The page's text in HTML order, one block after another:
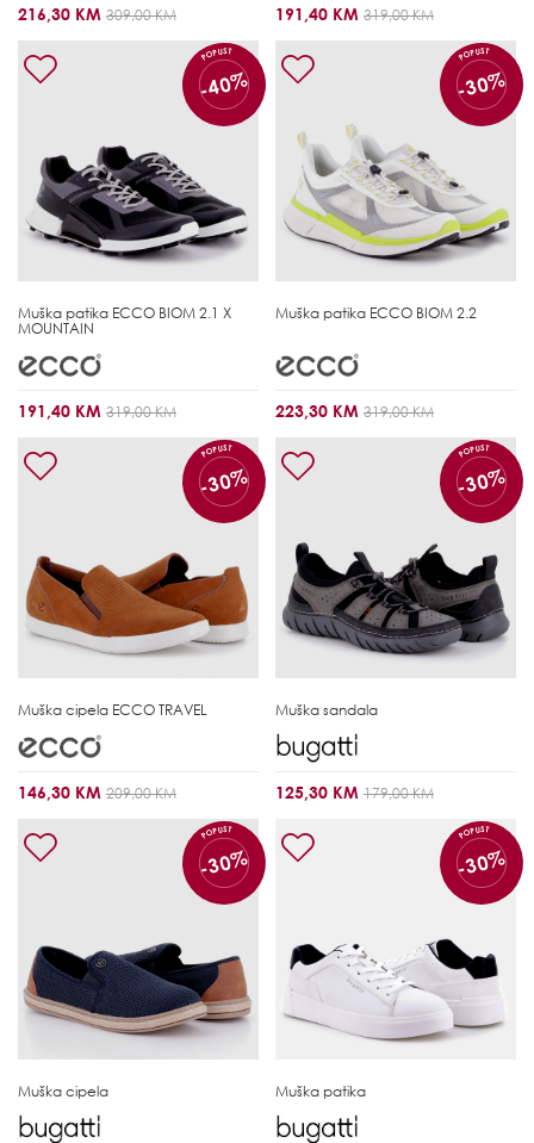
216,30 KM 309,00 KM 191,40 KM 319,00 KM
POPUST
-40%
Muška patika ECCO BIOM 2.1 X
MOUNTAIN
191,40 KM 319,00 KM
POPUST
-30%
Muška patika ECCO BIOM 2.2
223,30 KM 319,00 KM
POPUST
-30%
Muška cipela ECCO TRAVEL
146,30 KM 209,00 KM
POPUST
-30%
Muška sandala
125,30 KM 179,00 KM
POPUST
-30%
Muška cipela
POPUST
-30%
Muška patika